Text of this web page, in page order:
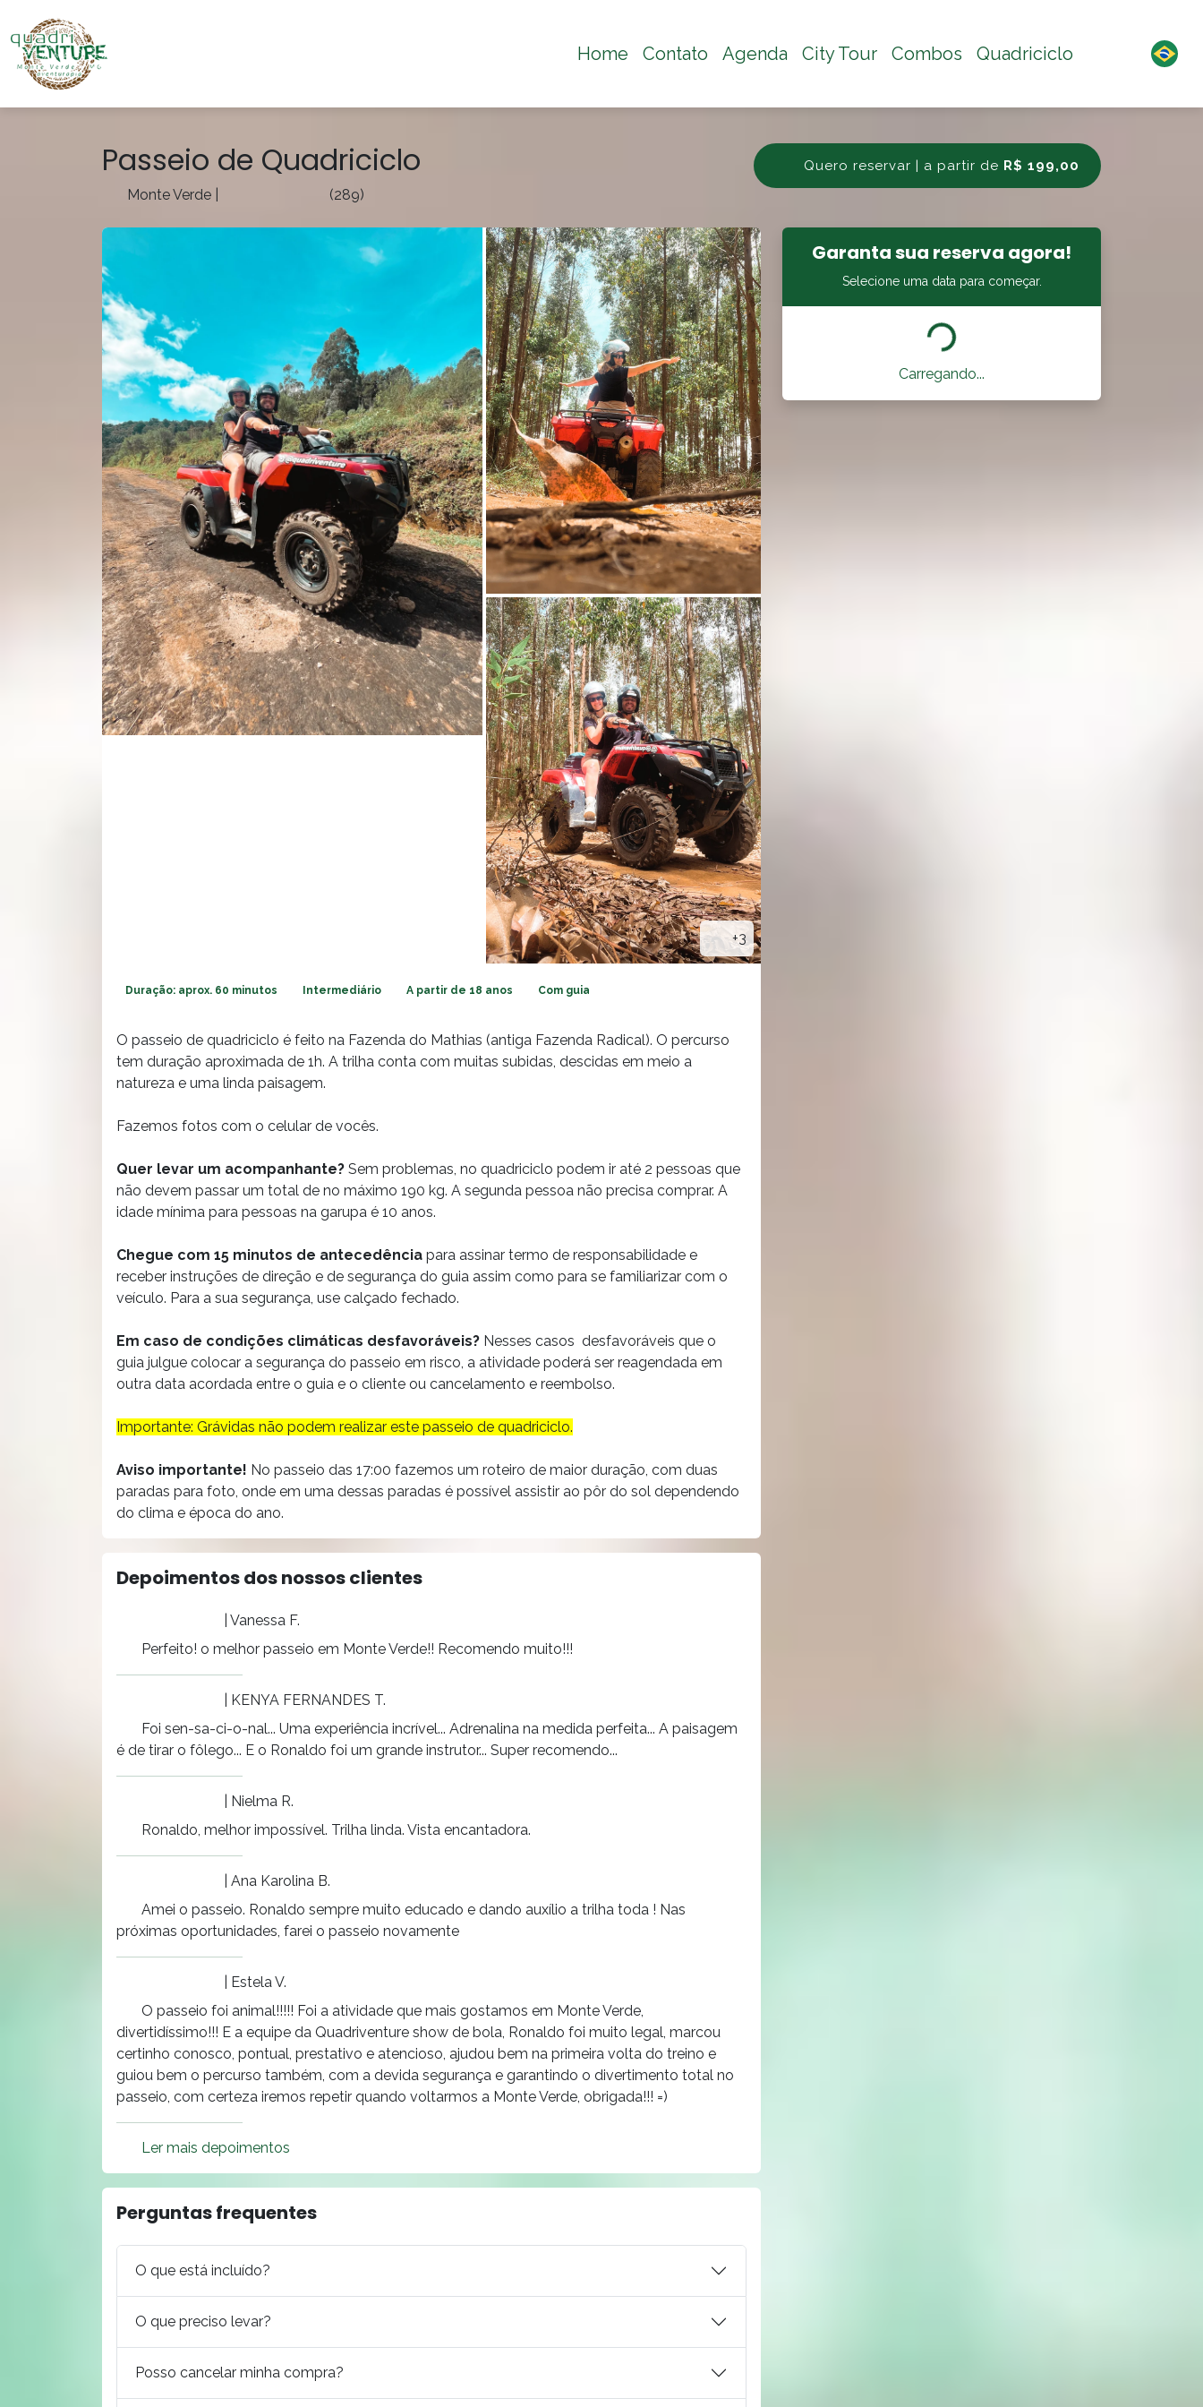
Home Contato Agenda City Tour Combos Quadriciclo
Quero reservar | a partir de R$ 199,00
Passeio de Quadriciclo
Monte Verde (289)
+3
Duração: aprox. 60 minutos Intermediário A partir de 18 anos Com guia
O passeio de quadriciclo é feito na Fazenda do Mathias (antiga Fazenda Radical). O percurso
tem duração aproximada de 1h. A trilha conta com muitas subidas, descidas em meio a
natureza e uma linda paisagem.
Fazemos fotos com o celular de vocês.
Quer levar um acompanhante? Sem problemas, no quadriciclo podem ir até 2 pessoas que
não devem passar um total de no máximo 190 kg. A segunda pessoa não precisa comprar. A
idade mínima para pessoas na garupa é 10 anos.
Chegue com 15 minutos de antecedência para assinar termo de responsabilidade e
receber instruções de direção e de segurança do guia assim como para se familiarizar com o
veículo. Para a sua segurança, use calçado fechado.
Em caso de condições climáticas desfavoráveis? Nesses casos desfavoráveis que o
guia julgue colocar a segurança do passeio em risco, a atividade poderá ser reagendada em
outra data acordada entre o guia e o cliente ou cancelamento e reembolso.
Importante: Grávidas não podem realizar este passeio de quadriciclo.
Aviso importante! No passeio das 17:00 fazemos um roteiro de maior duração, com duas
paradas para foto, onde em uma dessas paradas é possível assistir ao pôr do sol dependendo
do clima e época do ano.
Depoimentos dos nossos clientes
| Vanessa F.
Perfeito! o melhor passeio em Monte Verde!! Recomendo muito!!!
| KENYA FERNANDES T.
Foi sen-sa-ci-o-nal... Uma experiência incrível... Adrenalina na medida perfeita... A paisagem
é de tirar o fôlego... E o Ronaldo foi um grande instrutor... Super recomendo...
| Nielma R.
Ronaldo, melhor impossível. Trilha linda. Vista encantadora.
| Ana Karolina B.
Amei o passeio. Ronaldo sempre muito educado e dando auxílio a trilha toda ! Nas
próximas oportunidades, farei o passeio novamente
| Estela V.
O passeio foi animal!!!!! Foi a atividade que mais gostamos em Monte Verde,
divertidíssimo!!! E a equipe da Quadriventure show de bola, Ronaldo foi muito legal, marcou
certinho conosco, pontual, prestativo e atencioso, ajudou bem na primeira volta do treino e
guiou bem o percurso também, com a devida segurança e garantindo o divertimento total no
passeio, com certeza iremos repetir quando voltarmos a Monte Verde, obrigada!!! =)
Ler mais depoimentos
Perguntas frequentes
O que está incluído?
O que preciso levar?
Posso cancelar minha compra?
Garanta sua reserva agora!
Selecione uma data para começar.
Carregando...